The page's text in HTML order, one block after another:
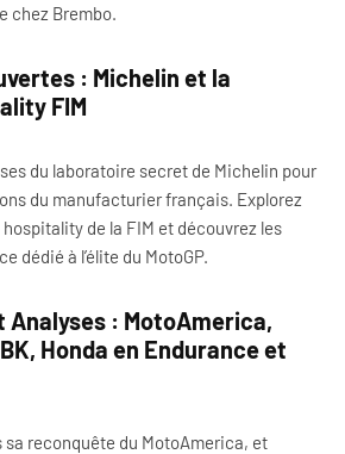
chez Brembo.
: Michelin et la
FIM
du laboratoire secret de Michelin pour
du manufacturier français. Explorez
de la FIM et découvrez les
dédié à l’élite du MotoGP.
: MotoAmerica,
Honda en Endurance et
sa reconquête du MotoAmerica, et